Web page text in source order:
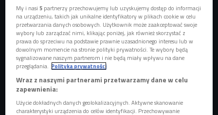
Churrasco, mięso z grilla Foto: Shutterstock.com
Wołowina w roli głównej
Podobno kiedyś pewien kelner w jednej z restauracji
pomylił wszystkie dania na sali i goście dostali inne mięsa
niż zamawiali. Właściciel lokalu, aby naprawić błąd
My i nasi5 partnerzy przechowujemy lub uzyskujemy dostęp do informacji
na urządzeniu, takich jak unikalne identyfikatory w plikach cookie w celu
przetwarzania danych osobowych. Użytkownik może zaakceptować swoje
wybory lub zarządzać nimi, klikając poniżej, jak również skorzystać z
prawa do sprzeciwu na podstawie prawnie uzasadnionego interesu lub w
dowolnym momencie na stronie polityki prywatności. Te wybory będą
sygnalizowane naszym partnerom i nie będą miały wpływu na dane
przeglądania. Polityka prywatności
Wraz z naszymi partnerami przetwarzamy dane w celu
zapewnienia:
Użycie dokładnych danych geolokalizacyjnych. Aktywne skanowanie
charakterystyki urządzenia do celów identyfikacji. Przechowywanie